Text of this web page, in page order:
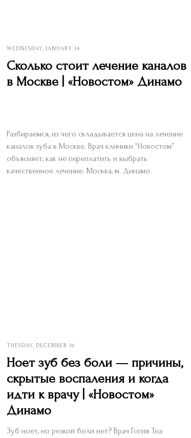
WEDNESDAY, JANUARY 14
Сколько стоит лечение каналов
в Москве | «Новостом» Динамо
Разбираемся, из чего складывается цена на лечение
каналов зуба в Москве. Врач клиники “Новостом”
объясняет, как не переплатить и выбрать
качественное лечение. Москва, м. Динамо
TUESDAY, DECEMBER 16
Ноет зуб без боли — причины,
скрытые воспаления и когда
идти к врачу | «Новостом»
Динамо
Зуб ноет, но резкой боли нет? Врач Гогия Теа